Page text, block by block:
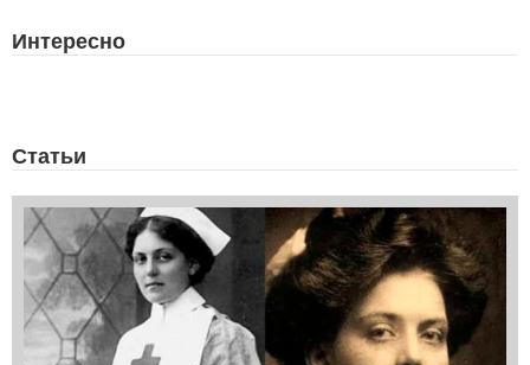
Интересно
Статьи